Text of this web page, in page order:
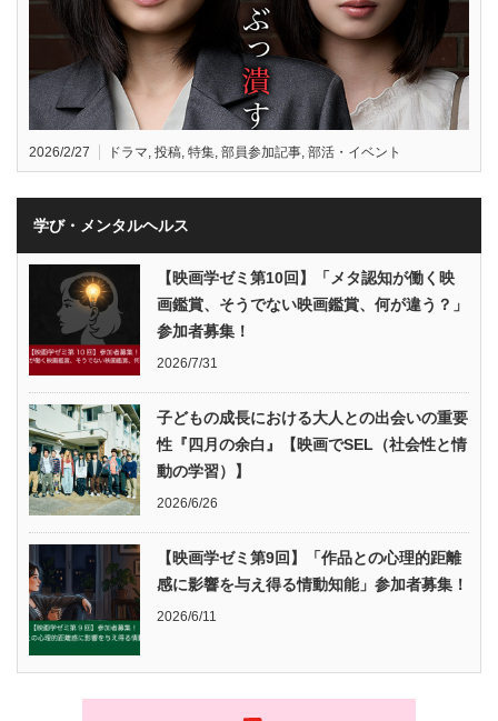
2026/2/27 ドラマ 投稿 特集 部員参加記事 部活・イベント
学び・メンタルヘルス
【映画学ゼミ第10回】「メタ認知が働く映
画鑑賞、そうでない映画鑑賞、何が違う？」
参加者募集！
2026/7/31
子どもの成長における大人との出会いの重要
性『四月の余白』【映画でSEL（社会性と情
動の学習）】
2026/6/26
【映画学ゼミ第9回】「作品との心理的距離
感に影響を与え得る情動知能」参加者募集！
2026/6/11